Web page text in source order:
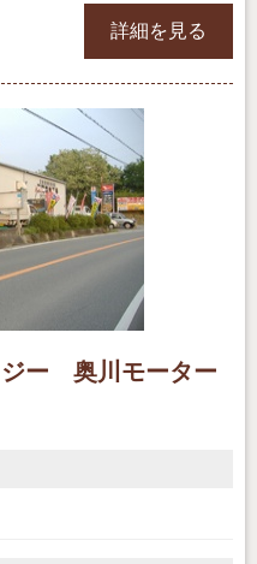
詳細を見る
ジー 奥川モーター